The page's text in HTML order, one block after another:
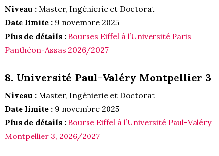
Niveau : Master, Ingénierie et Doctorat
Date limite : 9 novembre 2025
Plus de détails : Bourses Eiffel à l’Université Paris
Panthéon-Assas 2026/2027
8. Université Paul-Valéry Montpellier 3
Niveau : Master, Ingénierie et Doctorat
Date limite : 9 novembre 2025
Plus de détails : Bourse Eiffel à l’Université Paul-Valéry
Montpellier 3, 2026/2027